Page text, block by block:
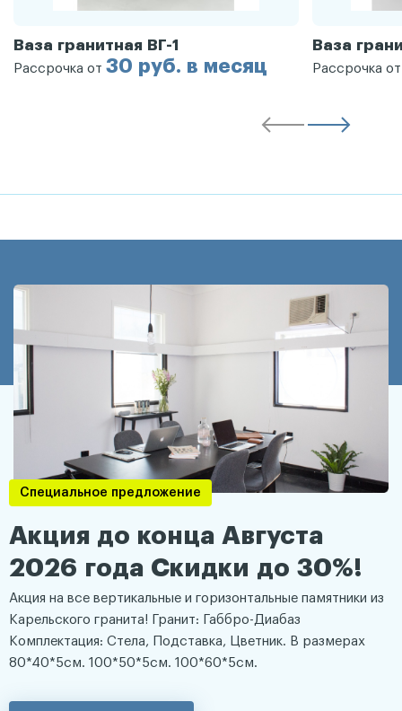
Ваза гранитная ВГ-1
Рассрочка от 30 руб. в месяц
Ваза
Рассрочка
Специальное предложение
Акция до конца Августа
2026 года Скидки до 30%!
Акция на все вертикальные и горизонтальные памятники из
Карельского гранита! Гранит: Габбро-Диабаз
Комплектация: Стела, Подставка, Цветник. В размерах
80*40*5см. 100*50*5см. 100*60*5см.